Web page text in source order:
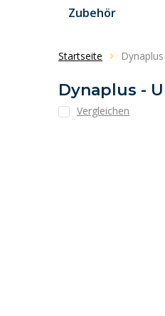
Zubehör
Startseite
Dynaplus -
Vergleichen